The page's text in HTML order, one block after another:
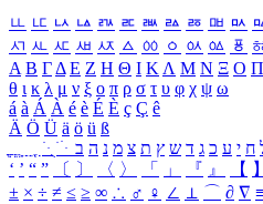
ㅥ ㅦ ㅧ ㅨ ㅩ ㅪ ㅫ ㅬ ㅭ ㅮ ㅯ
ㅺ ㅻ ㅼ ㅽ ㅾ ㅿ ㆀ ㆁ ㆂ ㆃ ㆄ
Α Β ΓΔ Ε Ζ Η Θ Ι ΚΛ Μ Ν Ξ Ο Π
θ ι κ λ μ ν ξ ο π ρ σ τ υ φ χ ψ ω
á à Á À é è É È ç Ç ê
Ä Ö Ü ä ö ü ß
ִֶֹ ֻּ ׁׂ ח י ע כ ג ד ש ץ ת צ מ נ ה ב
‘ ’ “ ” 〔 〕 〈 〉 「 」 『 』 【 】
± × ÷ ≠ ≤ ≥ ∞ ∴ ♂ ♀ ∠ ⊥ ⌒ ∂ ∇